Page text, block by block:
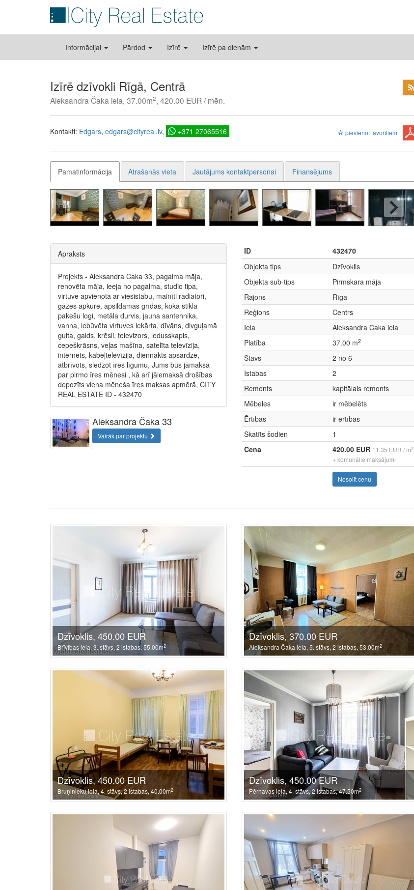
Informācijai Pārdod Izīrē Izīrē pa dienām
Izīrē dzīvokli Rīgā, Centrā
Aleksandra Čaka iela, 37.00m2, 420.00 EUR / mēn.
pievienot favorītiem
Kontakti: Edgars edgars@cityreal.lv +371 27065516
Pamatinformācija Atrašanās vieta Jautājums kontaktpersonai Finansējums
Apraksts
Projekts - Aleksandra Čaka 33, pagalma māja,
renovēta māja, ieeja no pagalma, studio tipa,
virtuve apvienota ar viesistabu, mainīti radiatori,
gāzes apkure, apsildāmas grīdas, koka stikla
pakešu logi, metāla durvis, jauna santehnika,
vanna, iebūvēta virtuves iekārta, dīvāns, divguļamā
gulta, galds, krēsli, televizors, ledusskapis,
cepeškrāsns, veļas mašīna, satelīta televīzija,
internets, kabeļtelevīzija, diennakts apsardze,
atbrīvots, slēdzot īres līgumu, Jums būs jāmaksā
par pirmo īres mēnesi , kā arī jāiemaksā drošības
depozīts viena mēneša īres maksas apmērā, CITY
REAL ESTATE ID - 432470
Aleksandra Čaka 33
Vairāk par projektu
ID
432470
Objekta tips
Dzīvoklis
Objekta sub-tips
Pirmskara māja
Rajons
Rīga
Reģions
Centrs
Iela
Aleksandra Čaka iela
Platība
37.00 m2
Stāvs
2 no 6
Istabas
2
Remonts
kapitālais remonts
Mēbeles
ir mēbelēts
Ērtības
ir ērtības
Skatīts šodien
1
Cena
420.00 EUR 11.35 EUR / m2
+ komunālie maksājumi
Nosolīt cenu
Dzīvoklis, 450.00 EUR
Brīvības iela, 3. stāvs, 2 istabas, 55.00m2
Dzīvoklis, 370.00 EUR
Aleksandra Čaka iela, 5. stāvs, 2 istabas, 53.00m2
Dzīvoklis, 450.00 EUR
Bruņinieku iela, 4. stāvs, 2 istabas, 40.00m2
Dzīvoklis, 450.00 EUR
Pērnavas iela, 4. stāvs, 2 istabas, 47.50m2